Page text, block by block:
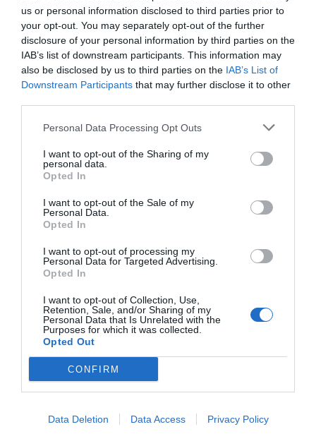
us or personal information disclosed to third parties prior to
your opt-out. You may separately opt-out of the further
disclosure of your personal information by third parties on the
IAB’s list of downstream participants. This information may
also be disclosed by us to third parties on the IAB’s List of
Downstream Participants that may further disclose it to other
Personal Data Processing Opt Outs
I want to opt-out of the Sharing of my
personal data.
Opted In
I want to opt-out of the Sale of my
Personal Data.
Opted In
I want to opt-out of processing my
Personal Data for Targeted Advertising.
Opted In
I want to opt-out of Collection, Use,
Retention, Sale, and/or Sharing of my
Personal Data that Is Unrelated with the
Purposes for which it was collected.
Opted Out
CONFIRM
Data Deletion Data Access Privacy Policy
13.57 kmdal centro
0 Recensioni
TARIFFE
Colonna Park Hotel
13.55 km
0 Recensioni
TARIFFE
11.06 kmdal centro
0 Recensioni
Ulteriori Proposte
La Jacia Hotel & Resort